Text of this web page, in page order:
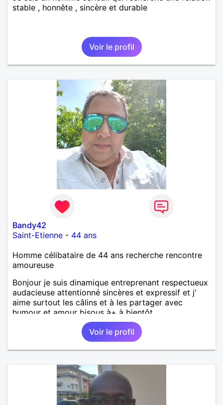
stable , honnête , sincère et durable
Voir le profil
Bandy42
Saint-Etienne - 44 ans
Homme célibataire de 44 ans recherche rencontre
amoureuse
Bonjour je suis dinamique entreprenant respectueux
audacieuse attentionné sincères et expressif et j'
aime surtout les câlins et à les partager avec
humour et amour bisous à+ à bientôt
Voir le profil